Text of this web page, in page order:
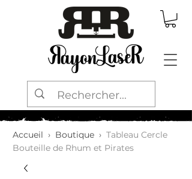
Accueil › Boutique › Tableau Cercle
Bouteille de Rhum et Pirates